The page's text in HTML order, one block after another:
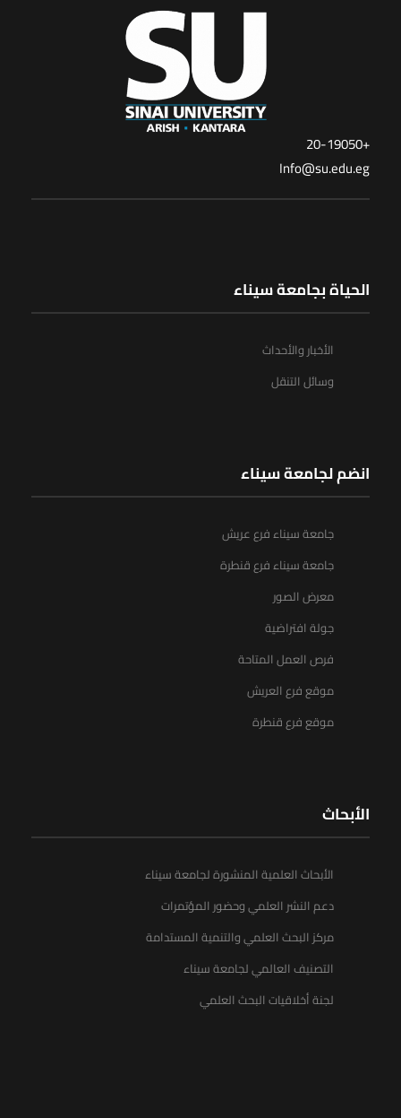
+20-19050
Info@su.edu.eg
الحياة بجامعة سيناء
الأخبار والأحداث
وسائل التنقل
انضم لجامعة سيناء
جامعة سيناء فرع عريش
جامعة سيناء فرع قنطرة
معرض الصور
جولة افتراضية
فرص العمل المتاحة
موقع فرع العريش
موقع فرع قنطرة
الأبحاث
الأبحاث العلمية المنشورة لجامعة سيناء
دعم النشر العلمي وحضور المؤتمرات
مركز البحث العلمي والتنمية المستدامة
التصنيف العالمي لجامعة سيناء
لجنة أخلاقيات البحث العلمي